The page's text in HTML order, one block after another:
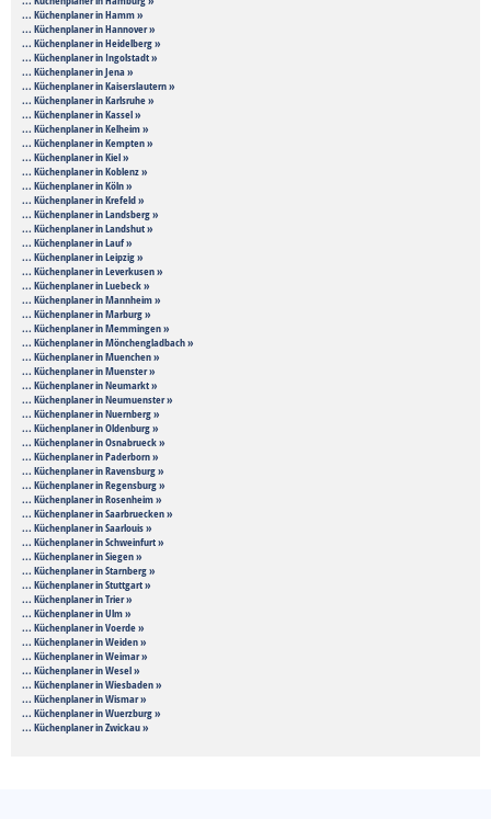
... Küchenplaner in Hamm »
... Küchenplaner in Hannover »
... Küchenplaner in Heidelberg »
... Küchenplaner in Ingolstadt »
... Küchenplaner in Jena »
... Küchenplaner in Kaiserslautern »
... Küchenplaner in Karlsruhe »
... Küchenplaner in Kassel »
... Küchenplaner in Kelheim »
... Küchenplaner in Kempten »
... Küchenplaner in Kiel »
... Küchenplaner in Koblenz »
... Küchenplaner in Köln »
... Küchenplaner in Krefeld »
... Küchenplaner in Landsberg »
... Küchenplaner in Landshut »
... Küchenplaner in Lauf »
... Küchenplaner in Leipzig »
... Küchenplaner in Leverkusen »
... Küchenplaner in Luebeck »
... Küchenplaner in Mannheim »
... Küchenplaner in Marburg »
... Küchenplaner in Memmingen »
... Küchenplaner in Mönchengladbach »
... Küchenplaner in Muenchen »
... Küchenplaner in Muenster »
... Küchenplaner in Neumarkt »
... Küchenplaner in Neumuenster »
... Küchenplaner in Nuernberg »
... Küchenplaner in Oldenburg »
... Küchenplaner in Osnabrueck »
... Küchenplaner in Paderborn »
... Küchenplaner in Ravensburg »
... Küchenplaner in Regensburg »
... Küchenplaner in Rosenheim »
... Küchenplaner in Saarbruecken »
... Küchenplaner in Saarlouis »
... Küchenplaner in Schweinfurt »
... Küchenplaner in Siegen »
... Küchenplaner in Starnberg »
... Küchenplaner in Stuttgart »
... Küchenplaner in Trier »
... Küchenplaner in Ulm »
... Küchenplaner in Voerde »
... Küchenplaner in Weiden »
... Küchenplaner in Weimar »
... Küchenplaner in Wesel »
... Küchenplaner in Wiesbaden »
... Küchenplaner in Wismar »
... Küchenplaner in Wuerzburg »
... Küchenplaner in Zwickau »